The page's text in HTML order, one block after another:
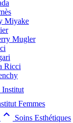
Miyake
Mugler
Ricci
Femmes
 Soins Esthétiques